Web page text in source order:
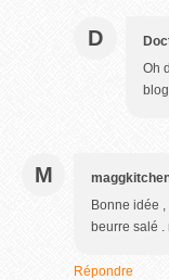
D
Oh
M
Bonne idée
beurre salé
Répondre